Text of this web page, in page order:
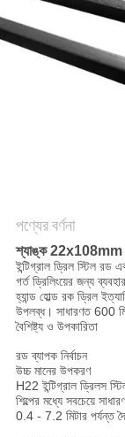
PRIVACY
POLICY
পণ্যের বর্ণনা
শ্যাঙ্ক 22x108mm
ইন্টিগ্রাল ড্রিল স্টিল রড
গর্ত ড্রিলিংয়ের জন্য
হ্যান্ড হোল্ড রক ড্রিল
উপলব্ধ। সাধারণত 600
বৈশিষ্ট্য ও উপকারিতা
রড ব্যাপক নির্বাচন
উচ্চ মানের উপকরণ
H22 ইন্টিগ্রাল ড্রিলস
শিল্পের মধ্যে সবচেয়ে
0.4 - 7.2 মিটার পর্যন্ত